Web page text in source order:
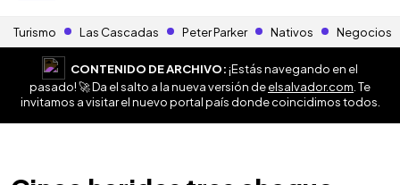
Turismo Las Cascadas Peter Parker Nativos Negocios
CONTENIDO DE ARCHIVO:¡Estás navegando en el
pasado! 🚀 Da el salto a la nueva versión deelsalvador.com . Te
invitamos a visitar el nuevo portal país donde coincidimos todos.